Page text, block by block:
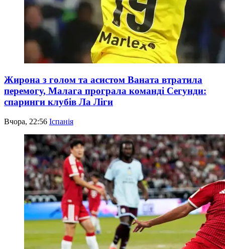
Жирона з голом та асистом Ваната втратила
перемогу, Малага програла команді Сегунди:
спаринги клубів Ла Ліги
Вчора, 22:56 Іспанія